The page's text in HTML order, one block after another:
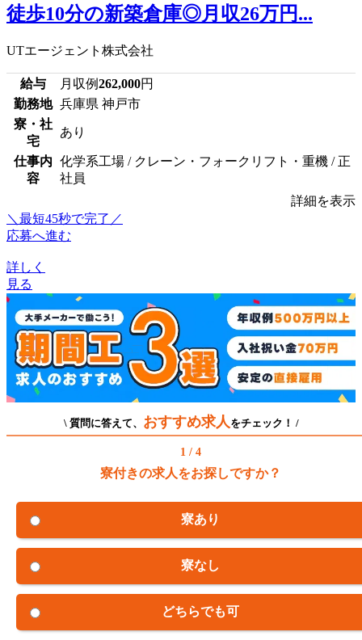
徒歩10分の新築倉庫◎月収26万円...
UTエージェント株式会社
給与 月収例262,000円
勤務地 兵庫県 神戸市
寮・社
宅
あり
仕事内
容
化学系工場 / クレーン・フォークリフト・重機 / 正
社員
詳細を表示
＼最短45秒で完了／
応募へ進む
詳しく
見る
\ 質問に答えて、 おすすめ求人 をチェック！ /
1 / 4
寮付きの求人をお探しですか？
寮あり
寮なし
どちらでも可